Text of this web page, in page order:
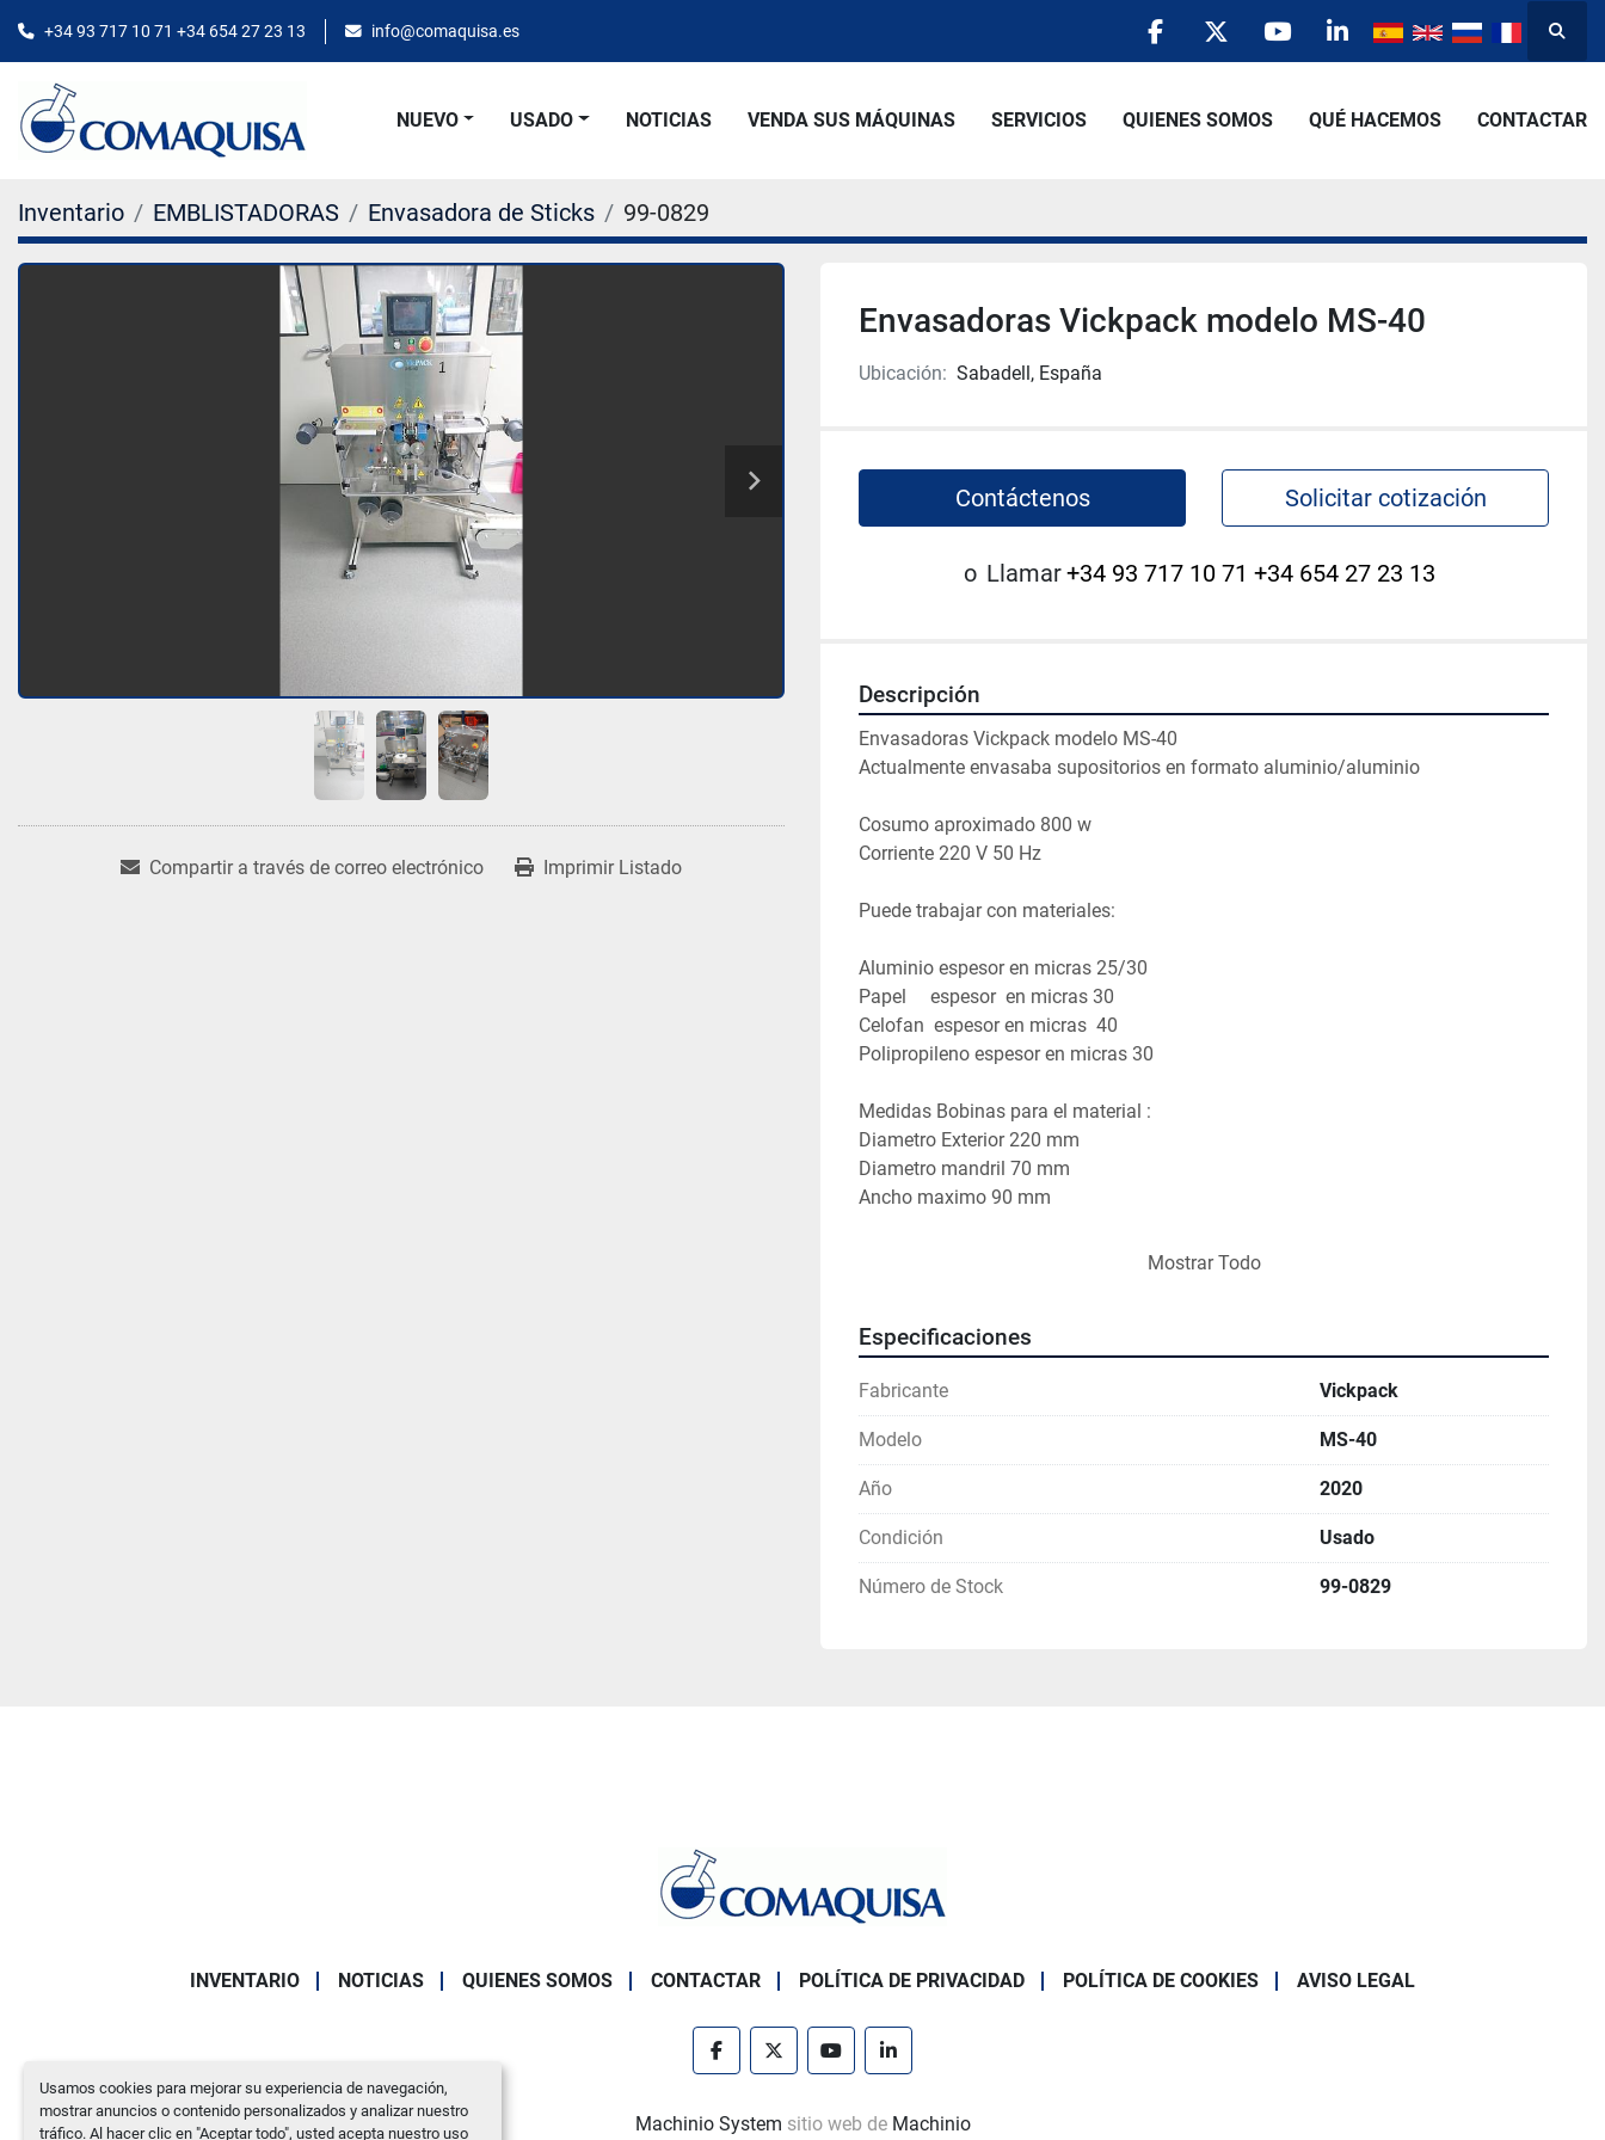
Usamos cookies para mejorar su experiencia de navegación,
mostrar anuncios o contenido personalizados y analizar nuestro
tráfico. Al hacer clic en "Aceptar todo", usted acepta nuestro uso
+34 93 717 10 71 +34 654 27 23 13 info@comaquisa.es
facebooktwitteryoutubelinkedin
NUEVO USADO NOTICIAS VENDA SUS MÁQUINAS SERVICIOS QUIENES SOMOS QUÉ HACEMOS CONTACTAR
Inventario EMBLISTADORAS Envasadora de Sticks 99-0829
Compartir a través de correo electrónico Imprimir Listado
Envasadoras Vickpack modelo MS-40
Ubicación: Sabadell, España
Contáctenos Solicitar cotización
o Llamar+34 93 717 10 71 +34 654 27 23 13
Descripción
Envasadoras Vickpack modelo MS-40
Actualmente envasaba supositorios en formato aluminio/aluminio
Cosumo aproximado 800 w
Corriente 220 V 50 Hz
Puede trabajar con materiales:
Aluminio espesor en micras 25/30
Papel     espesor  en micras 30
Celofan  espesor en micras  40
Polipropileno espesor en micras 30
Medidas Bobinas para el material :
Diametro Exterior 220 mm
Diametro mandril 70 mm
Ancho maximo 90 mm
Con un equipo dosificador de polvo o granulado hasta 8 Gramos
Mostrar Todo
Especificaciones
Fabricante Vickpack
Modelo MS-40
Año 2020
Condición Usado
Número de Stock 99-0829
INVENTARIO NOTICIAS QUIENES SOMOS CONTACTAR POLÍTICA DE PRIVACIDAD POLÍTICA DE COOKIES AVISO LEGAL
facebooktwitter youtubelinkedin
Machinio System sitio web de Machinio